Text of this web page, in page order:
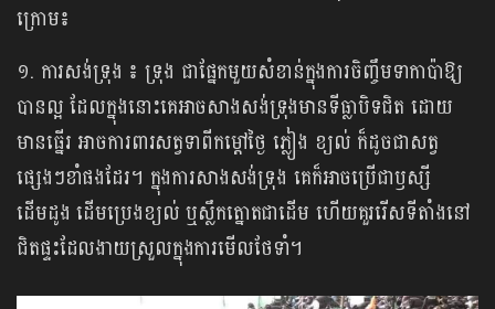
ក្រោម៖
១. ការសង់ទ្រុង ៖ ទ្រុង ជាផ្នែកមួយសំខាន់ក្នុងការចិញ្ចឹមទាកាប៉ាឱ្យ
បានល្អ ដែលក្នុងនោះគេអាចសាងសង់ទ្រុងមានទីធ្លាបិទជិត ដោយ
មានធ្នើរ អាចការពារសត្វទាពីកម្ដៅថ្ងៃ ភ្លៀង ខ្យល់ ក៏ដូចជាសត្វ
ផ្សេងៗខាំផងដែរ។ ក្នុងការសាងសង់ទ្រុង គេក៏អាចប្រើជាឫស្សី
ដើមដូង ដើមប្រេងខ្យល់ ឬស្លឹកត្នោតជាដើម ហើយគួររើសទីតាំងនៅ
ជិតផ្ទះដែលងាយស្រួលក្នុងការមើលថែទាំ។